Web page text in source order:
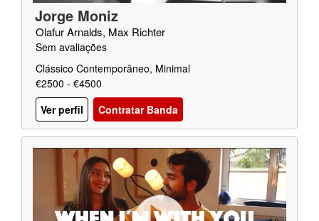
Jorge Moniz
Olafur Arnalds, Max Richter
Sem avaliações
Clássico Contemporâneo, Minimal
€2500 - €4500
Ver perfil
Contratar Banda